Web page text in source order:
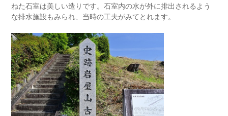
ねた石室は美しい造りです。石室内の水が外に排出されるよう
な排水施設もみられ、当時の工夫がみてとれます。